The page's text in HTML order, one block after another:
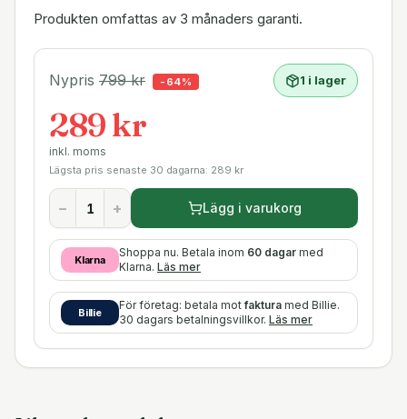
Produkten omfattas av 3 månaders garanti.
Nypris 799kr - 64% 1 i lager
289 kr
inkl. moms
Lägsta pris senaste 30 dagarna: 289 kr
− + Lägg i varukorg
Klarna
Shoppa nu. Betala inom 60 dagar med
Klarna. Läs mer
Billie
För företag: betala motfaktura med Billie.
30 dagars betalningsvillkor. Läs mer